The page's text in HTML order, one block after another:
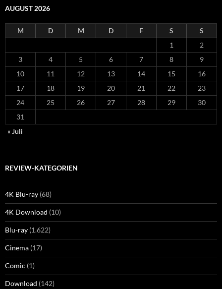
AUGUST 2026
M D M D F S
S
1
2
3
4 5 6 7 8
9
10
11 12 13 14 15
16
17
18 19 20 21 22
23
24
25 26 27 28 29
30
31
« Juli
REVIEW-KATEGORIEN
4K Blu-ray (68)
4K Download (10)
Blu-ray (1.622)
Cinema (17)
Comic (1)
Download (142)